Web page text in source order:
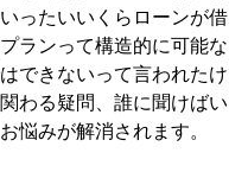
ったいいくらローンが借
ランって構造的に可能な
できないって言われたけ
わる疑問、誰に聞けばい
悩みが解消されます。